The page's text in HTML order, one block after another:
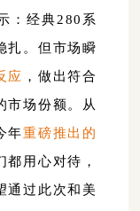
：经典280系
扎。但市场瞬
应 ，做出符合
市场份额。从
年重磅推出的
都用心对待，
通过此次和美